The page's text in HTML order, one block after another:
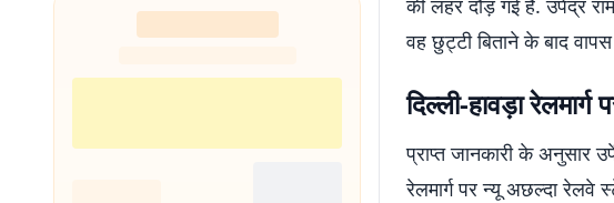
की लहर दौड़ गई है. उपेंद्र
वह छुट्टी बिताने के बाद
दिल्ली-हावड़ा
प्राप्त जानकारी के अनुसार
रेलमार्ग पर न्यू अछल्दा रेलवे